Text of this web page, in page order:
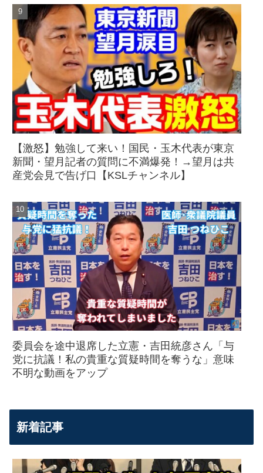
【激怒】勉強して来い！国民・玉木代表が東京
新聞・望月記者の質問に不満爆発！→望月は共
産党会見で告げ口【KSLチャンネル】
委員会を途中退席した立憲・吉田統彦さん「与
党に抗議！私の貴重な質疑時間を奪うな」意味
不明な動画をアップ
新着記事